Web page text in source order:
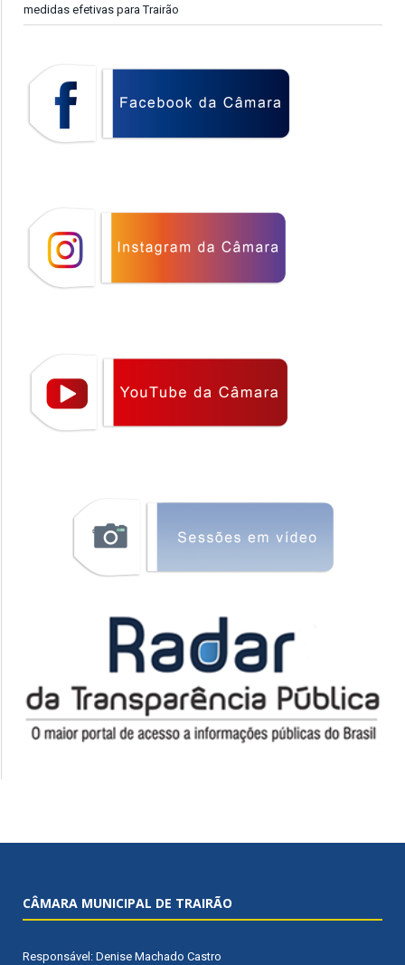
medidas efetivas para Trairão
CÂMARA MUNICIPAL DE TRAIRÃO
Responsável: Denise Machado Castro